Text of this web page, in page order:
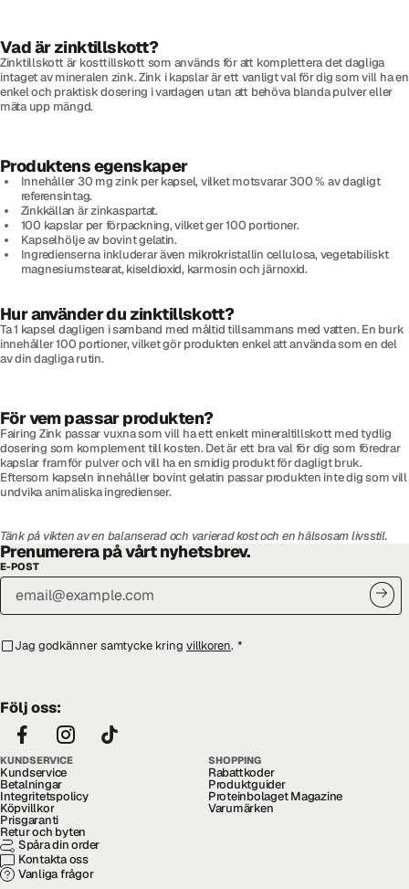
Vad är zinktillskott?
Zinktillskott är kosttillskott som används för att komplettera det dagliga
intaget av mineralen zink. Zink i kapslar är ett vanligt val för dig som vill ha en
enkel och praktisk dosering i vardagen utan att behöva blanda pulver eller
mäta upp mängd.
Produktens egenskaper
Innehåller 30 mg zink per kapsel, vilket motsvarar 300 % av dagligt
referensintag.
Zinkkällan är zinkaspartat.
100 kapslar per förpackning, vilket ger 100 portioner.
Kapselhölje av bovint gelatin.
Ingredienserna inkluderar även mikrokristallin cellulosa, vegetabiliskt
magnesiumstearat, kiseldioxid, karmosin och järnoxid.
Hur använder du zinktillskott?
Ta 1 kapsel dagligen i samband med måltid tillsammans med vatten. En burk
innehåller 100 portioner, vilket gör produkten enkel att använda som en del
av din dagliga rutin.
För vem passar produkten?
Fairing Zink passar vuxna som vill ha ett enkelt mineraltillskott med tydlig
dosering som komplement till kosten. Det är ett bra val för dig som föredrar
kapslar framför pulver och vill ha en smidig produkt för dagligt bruk.
Eftersom kapseln innehåller bovint gelatin passar produkten inte dig som vill
undvika animaliska ingredienser.
Tänk på vikten av en balanserad och varierad kost och en hälsosam livsstil.
Prenumerera på vårt nyhetsbrev.
E-POST
Jag godkänner samtycke kring villkoren. *
Följ oss:
KUNDSERVICE
Kundservice
Betalningar
Integritetspolicy
Köpvillkor
Prisgaranti
Retur och byten
Spåra din order
Kontakta oss
Vanliga frågor
SHOPPING
Rabattkoder
Produktguider
Proteinbolaget Magazine
Varumärken